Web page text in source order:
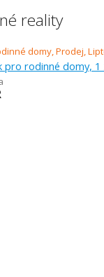
reality